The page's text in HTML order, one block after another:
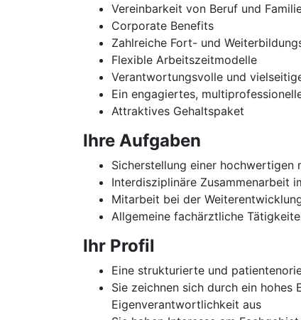
Vereinbarkeit von Beruf und
Corporate Benefits
Zahlreiche Fort- und
Flexible Arbeitszeitmodelle
Verantwortungsvolle und
Ein engagiertes,
Attraktives Gehaltspaket
Ihre Aufgaben
Sicherstellung einer hochwertigen
Interdisziplinäre Zusammenarbeit
Mitarbeit bei der
Allgemeine fachärztliche
Ihr Profil
Eine strukturierte und
Sie zeichnen sich durch ein
Eigenverantwortlichkeit aus